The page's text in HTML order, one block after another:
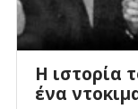
Η ιστορία
ένα